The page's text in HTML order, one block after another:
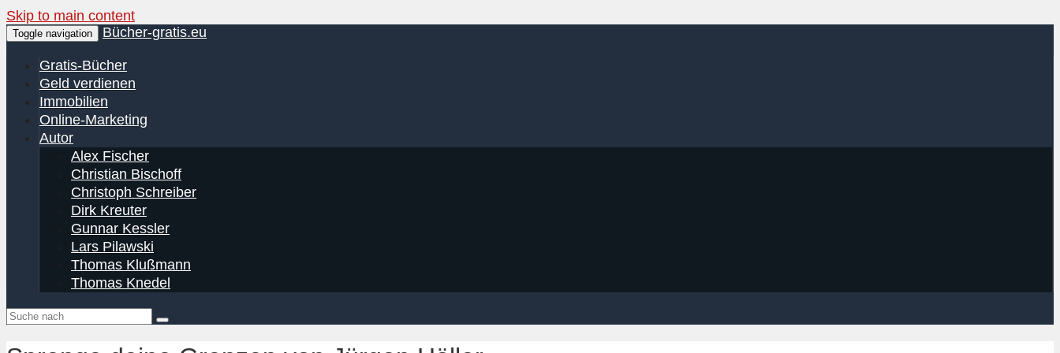
Skip to main content
Toggle navigation Bücher-gratis.eu
Gratis-Bücher
Geld verdienen
Immobilien
Online-Marketing
Autor
Alex Fischer
Christian Bischoff
Christoph Schreiber
Dirk Kreuter
Gunnar Kessler
Lars Pilawski
Thomas Klußmann
Thomas Knedel